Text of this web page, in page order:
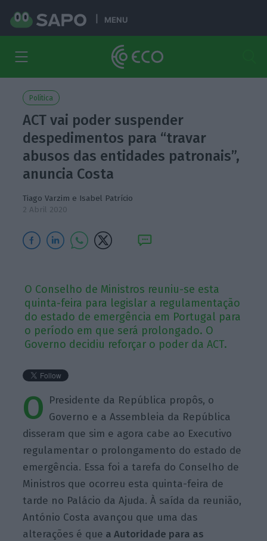
MENU
Política
ACT vai poder suspender
despedimentos para “travar
abusos das entidades patronais”,
anuncia Costa
Tiago Varzim e Isabel Patrício
2 Abril 2020
O Conselho de Ministros reuniu-se esta
quinta-feira para legislar a regulamentação
do estado de emergência em Portugal para
o período em que será prolongado. O
Governo decidiu reforçar o poder da ACT.
O Presidente da República propôs, o
Governo e a Assembleia da República
disseram que sim e agora cabe ao Executivo
regulamentar o prolongamento do estado de
emergência. Essa foi a tarefa do Conselho de
Ministros que ocorreu esta quinta-feira de
tarde no Palácio da Ajuda. À saída da reunião,
António Costa avançou que uma das
alterações é que a Autoridade para as